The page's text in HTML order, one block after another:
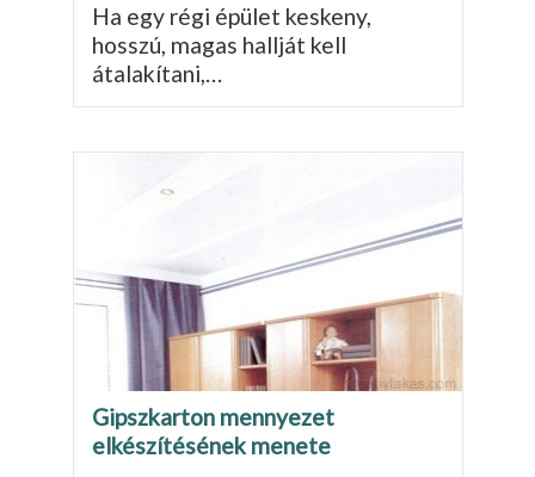
Ha egy régi épület keskeny,
hosszú, magas hallját kell
átalakítani,…
Gipszkarton mennyezet
elkészítésének menete